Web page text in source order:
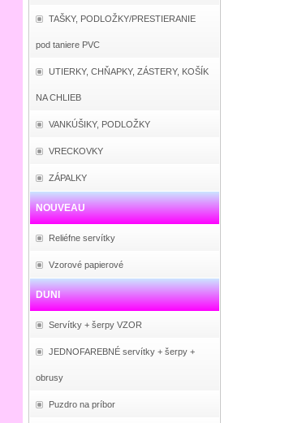
TAŠKY, PODLOŽKY/PRESTIERANIE
pod taniere PVC
UTIERKY, CHŇAPKY, ZÁSTERY, KOŠÍK
NA CHLIEB
VANKÚŠIKY, PODLOŽKY
VRECKOVKY
ZÁPALKY
NOUVEAU
Reliéfne servítky
Vzorové papierové
DUNI
Servítky + šerpy VZOR
JEDNOFAREBNÉ servítky + šerpy +
obrusy
Puzdro na príbor